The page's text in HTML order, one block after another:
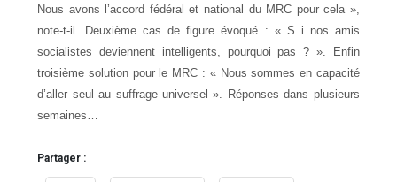
Nous avons l’accord fédéral et national du MRC pour cela »,
note-t-il. Deuxième cas de figure évoqué : « S i nos amis
socialistes deviennent intelligents, pourquoi pas ? ». Enfin
troisième solution pour le MRC : « Nous sommes en capacité
d’aller seul au suffrage universel ». Réponses dans plusieurs
semaines…
Partager :